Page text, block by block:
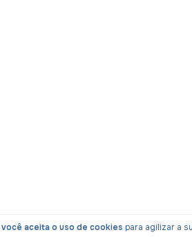
você aceita o uso de cookies para agilizar a